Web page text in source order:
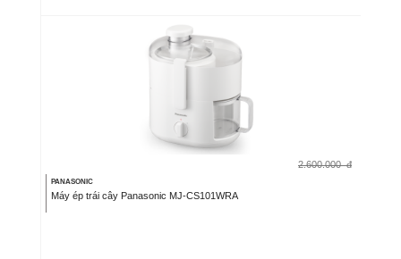
2.600.000 đ
PANASONIC
Máy ép trái cây Panasonic MJ-CS101WRA